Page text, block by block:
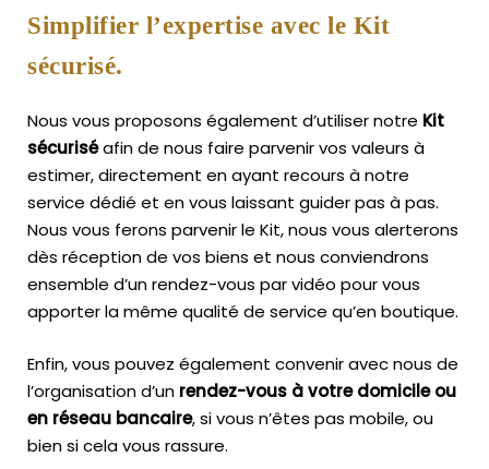
Simplifier l’expertise avec le Kit
sécurisé.
Nous vous proposons également d’utiliser notre Kit
sécuriséafin de nous faire parvenir vos valeurs à
estimer, directement en ayant recours à notre
service dédié et en vous laissant guider pas à pas.
Nous vous ferons parvenir le Kit, nous vous alerterons
dès réception de vos biens et nous conviendrons
ensemble d’un rendez-vous par vidéo pour vous
apporter la même qualité de service qu’en boutique.
Enfin, vous pouvez également convenir avec nous de
l’organisation d’un rendez-vous à votre domicile ou
en réseau bancaire, si vous n’êtes pas mobile, ou
bien si cela vous rassure.